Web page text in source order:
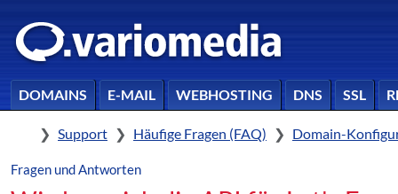
DOMAINS E-MAIL WEBHOSTING DNS SSL
HomeSupport Häufige Fragen (FAQ) Domain-
Fragen und Antworten